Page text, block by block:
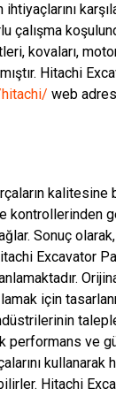
çalışma
kovaları,
Hitachi
web
kalitesine
kontrollerinden
Sonuç olarak,
Excavator
için
performans ve
kullanarak
Hitachi